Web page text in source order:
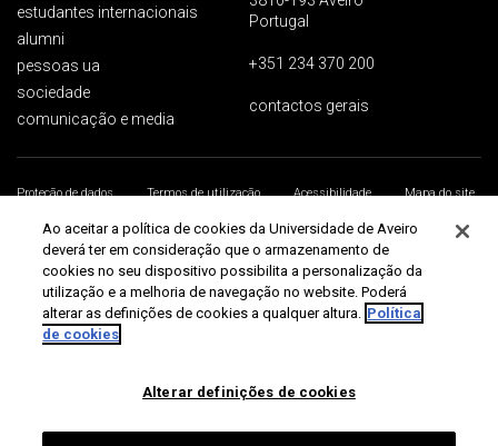
estudantes internacionais
alumni
pessoas ua
sociedade
comunicação e media
Portugal
+351 234 370 200
contactos gerais
Proteção de dados Termos de utilização Acessibilidade
Mapa do site
Universidade de Aveiro 2026
Ao aceitar a política de cookies da Universidade de Aveiro
deverá ter em consideração que o armazenamento de
cookies no seu dispositivo possibilita a personalização da
utilização e a melhoria de navegação no website. Poderá
alterar as definições de cookies a qualquer altura. Política
de cookies
Alterar definições de cookies